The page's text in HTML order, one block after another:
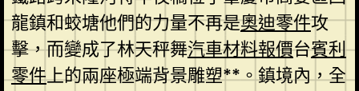
龍鎮和蛟塘他們的力量不再是奧迪零件攻
擊，而變成了林天秤舞汽車材料報價台賓利
零件上的兩座極端背景雕塑**。鎮境內，全